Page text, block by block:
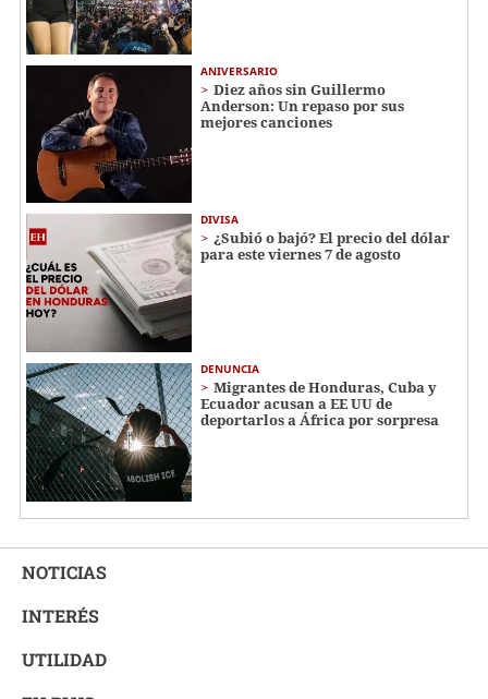
ANIVERSARIO
Diez años sin Guillermo
Anderson: Un repaso por sus
mejores canciones
DIVISA
¿Subió o bajó? El precio del dólar
para este viernes 7 de agosto
DENUNCIA
Migrantes de Honduras, Cuba y
Ecuador acusan a EE UU de
deportarlos a África por sorpresa
NOTICIAS
INTERÉS
UTILIDAD